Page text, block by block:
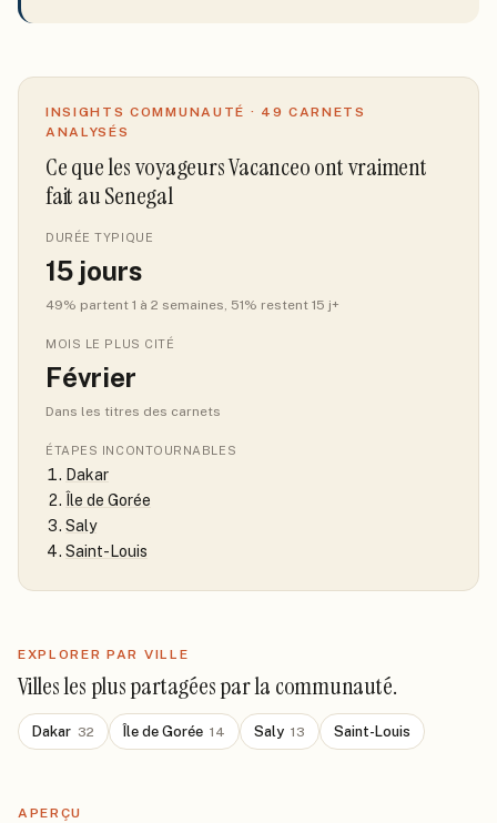
INSIGHTS COMMUNAUTÉ · 49 CARNETS
ANALYSÉS
Ce que les voyageurs Vacanceo ont vraiment
fait au Senegal
DURÉE TYPIQUE
15 jours
49% partent 1 à 2 semaines, 51% restent 15 j+
MOIS LE PLUS CITÉ
Février
Dans les titres des carnets
ÉTAPES INCONTOURNABLES
Dakar
Île de Gorée
Saly
Saint-Louis
EXPLORER PAR VILLE
Villes les plus partagées par la communauté.
Dakar 32 Île de Gorée 14 Saly 13 Saint-Louis
APERÇU